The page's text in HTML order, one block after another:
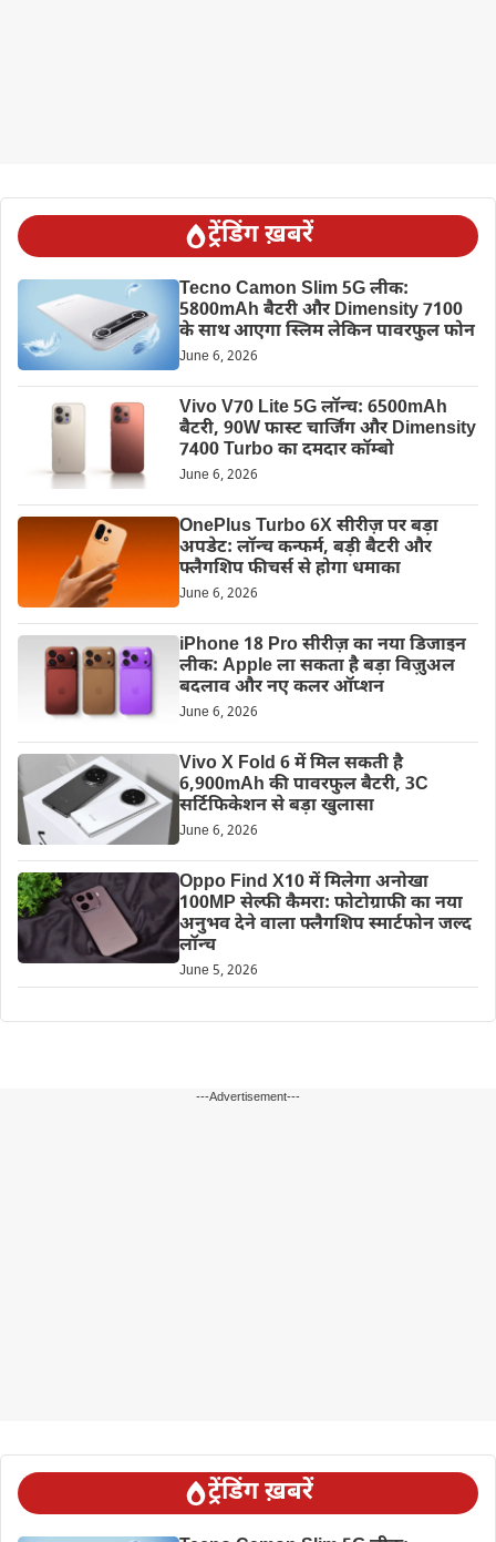
ट्रेंडिंग ख़बरें
Tecno Camon Slim 5G लीक:
5800mAh बैटरी और Dimensity 7100
के साथ आएगा स्लिम लेकिन पावरफुल फोन
June 6, 2026
Vivo V70 Lite 5G लॉन्च: 6500mAh
बैटरी, 90W फास्ट चार्जिंग और Dimensity
7400 Turbo का दमदार कॉम्बो
June 6, 2026
OnePlus Turbo 6X सीरीज़ पर बड़ा
अपडेट: लॉन्च कन्फर्म, बड़ी बैटरी और
फ्लैगशिप फीचर्स से होगा धमाका
June 6, 2026
iPhone 18 Pro सीरीज़ का नया डिजाइन
लीक: Apple ला सकता है बड़ा विज़ुअल
बदलाव और नए कलर ऑप्शन
June 6, 2026
Vivo X Fold 6 में मिल सकती है
6,900mAh की पावरफुल बैटरी, 3C
सर्टिफिकेशन से बड़ा खुलासा
June 6, 2026
Oppo Find X10 में मिलेगा अनोखा
100MP सेल्फी कैमरा: फोटोग्राफी का नया
अनुभव देने वाला फ्लैगशिप स्मार्टफोन जल्द
लॉन्च
June 5, 2026
---Advertisement---
ट्रेंडिंग ख़बरें